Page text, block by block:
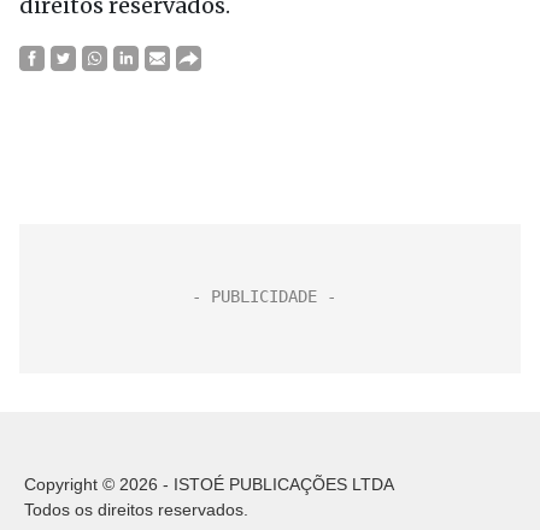
Copyright © 2026 - ISTOÉ PUBLICAÇÕES LTDA
Todos os direitos reservados.